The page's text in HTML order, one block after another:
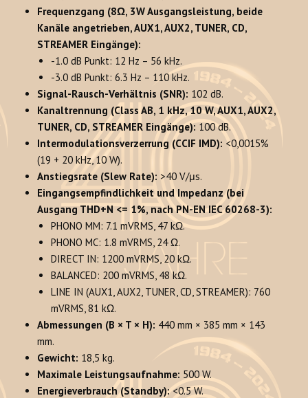
Frequenzgang (8Ω, 3W Ausgangsleistung, beide
Kanäle angetrieben, AUX1, AUX2, TUNER, CD,
STREAMER Eingänge):
-1.0 dB Punkt: 12 Hz – 56 kHz.
-3.0 dB Punkt: 6.3 Hz – 110 kHz.
Signal-Rausch-Verhältnis (SNR): 102 dB.
Kanaltrennung (Class AB, 1 kHz, 10 W, AUX1, AUX2,
TUNER, CD, STREAMER Eingänge):100 dB.
Intermodulationsverzerrung (CCIF IMD): <0,0015%
(19 + 20 kHz, 10 W).
Anstiegsrate (Slew Rate): >40 V/μs.
Eingangsempfindlichkeit und Impedanz (bei
Ausgang THD+N <= 1%, nach PN-EN IEC 60268-3):
PHONO MM: 7.1 mVRMS, 47 kΩ.
PHONO MC: 1.8 mVRMS, 24 Ω.
DIRECT IN: 1200 mVRMS, 20 kΩ.
BALANCED: 200 mVRMS, 48 kΩ.
LINE IN (AUX1, AUX2, TUNER, CD, STREAMER): 760
mVRMS, 81 kΩ.
Abmessungen (B × T × H): 440 mm × 385 mm × 143
mm.
Gewicht: 18,5 kg.
Maximale Leistungsaufnahme: 500 W.
Energieverbrauch (Standby):<0.5 W.